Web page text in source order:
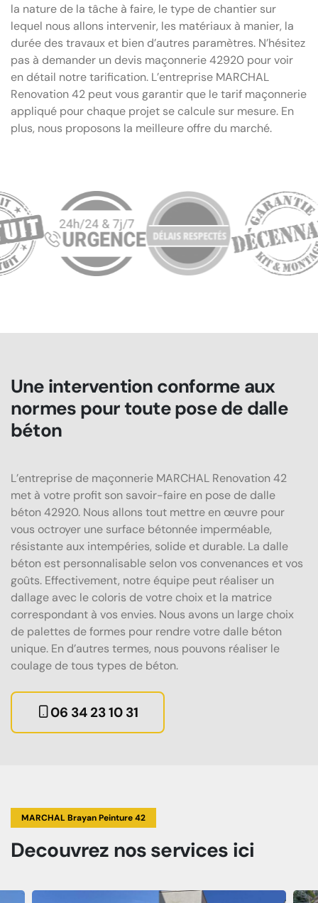
la nature de la tâche à faire, le type de chantier sur
lequel nous allons intervenir, les matériaux à manier, la
durée des travaux et bien d’autres paramètres. N’hésitez
pas à demander un devis maçonnerie 42920 pour voir
en détail notre tarification. L’entreprise MARCHAL
Renovation 42 peut vous garantir que le tarif maçonnerie
appliqué pour chaque projet se calcule sur mesure. En
plus, nous proposons la meilleure offre du marché.
Une intervention conforme aux
normes pour toute pose de dalle
béton
L’entreprise de maçonnerie MARCHAL Renovation 42
met à votre profit son savoir-faire en pose de dalle
béton 42920. Nous allons tout mettre en œuvre pour
vous octroyer une surface bétonnée imperméable,
résistante aux intempéries, solide et durable. La dalle
béton est personnalisable selon vos convenances et vos
goûts. Effectivement, notre équipe peut réaliser un
dallage avec le coloris de votre choix et la matrice
correspondant à vos envies. Nous avons un large choix
de palettes de formes pour rendre votre dalle béton
unique. En d’autres termes, nous pouvons réaliser le
coulage de tous types de béton.
06 34 23 10 31
MARCHAL Brayan Peinture 42
Decouvrez nos services ici